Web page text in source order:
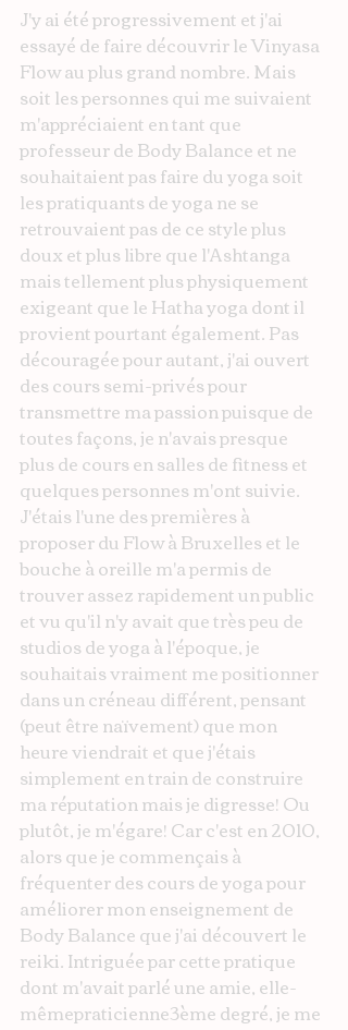
J'y ai été progressivement et j'ai
essayé de faire découvrir le Vinyasa
Flow au plus grand nombre. Mais
soit les personnes qui me suivaient
m'appréciaient en tant que
professeur de Body Balance et ne
souhaitaient pas faire du yoga soit
les pratiquants de yoga ne se
retrouvaient pas de ce style plus
doux et plus libre que l'Ashtanga
mais tellement plus physiquement
exigeant que le Hatha yoga dont il
provient pourtant également. Pas
découragée pour autant, j'ai ouvert
des cours semi-privés pour
transmettre ma passion puisque de
toutes façons, je n'avais presque
plus de cours en salles de fitness et
quelques personnes m'ont suivie.
J'étais l'une des premières à
proposer du Flow à Bruxelles et le
bouche à oreille m'a permis de
trouver assez rapidement un public
et vu qu'il n'y avait que très peu de
studios de yoga à l'époque, je
souhaitais vraiment me positionner
dans un créneau différent, pensant
(peut être naïvement) que mon
heure viendrait et que j'étais
simplement en train de construire
ma réputation mais je digresse! Ou
plutôt, je m'égare! Car c'est en 2010,
alors que je commençais à
fréquenter des cours de yoga pour
améliorer mon enseignement de
Body Balance que j'ai découvert le
reiki. Intriguée par cette pratique
dont m'avait parlé une amie, elle-
mêmepraticienne3ème degré, je me